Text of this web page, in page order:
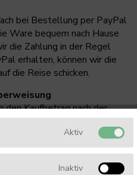
bei Bestellung per PayPal
Ware bequem nach Hause
die Zahlung in der Regel
erhalten, können wir die
die Reise schicken.
den Kaufbetrag nach der
auf unser Konto und wir
sofort nach
Im Rahmen der
teilen wir Ihnen unsere
Aktiv
Inaktiv